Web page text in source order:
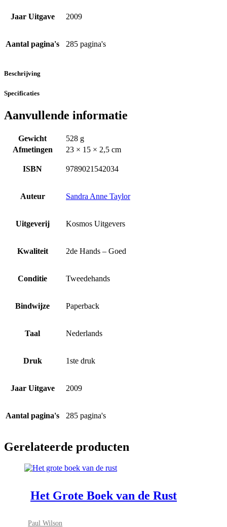
Jaar Uitgave 2009
Aantal pagina's 285 pagina's
Beschrijving
Specificaties
Aanvullende informatie
Gewicht
528 g
Afmetingen
23 × 15 × 2,5 cm
ISBN 9789021542034
Auteur Sandra Anne Taylor
Uitgeverij Kosmos Uitgevers
Kwaliteit 2de Hands – Goed
Conditie Tweedehands
Bindwijze Paperback
Taal Nederlands
Druk 1ste druk
Jaar Uitgave 2009
Aantal pagina's 285 pagina's
Gerelateerde producten
Het Grote Boek van de Rust
Paul Wilson